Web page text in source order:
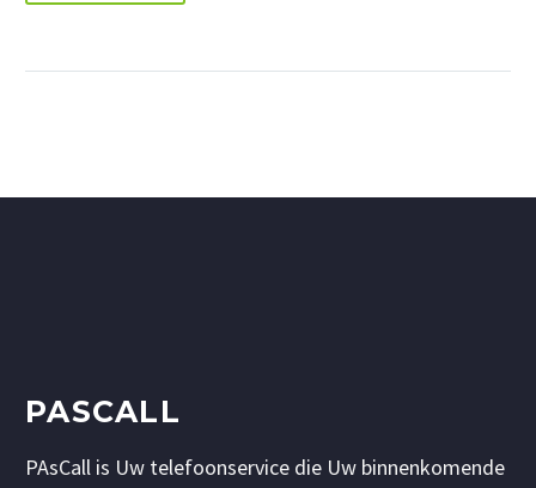
PASCALL
PAsCall is Uw telefoonservice die Uw binnenkomende